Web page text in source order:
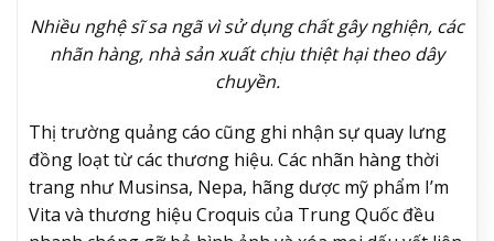
Nhiều nghệ sĩ sa ngã vì sử dụng chất gây nghiện, các
nhãn hàng, nhà sản xuất chịu thiệt hại theo dây
chuyền.
Thị trường quảng cáo cũng ghi nhận sự quay lưng
đồng loạt từ các thương hiệu. Các nhãn hàng thời
trang như Musinsa, Nepa, hãng dược mỹ phẩm I’m
Vita và thương hiệu Croquis của Trung Quốc đều